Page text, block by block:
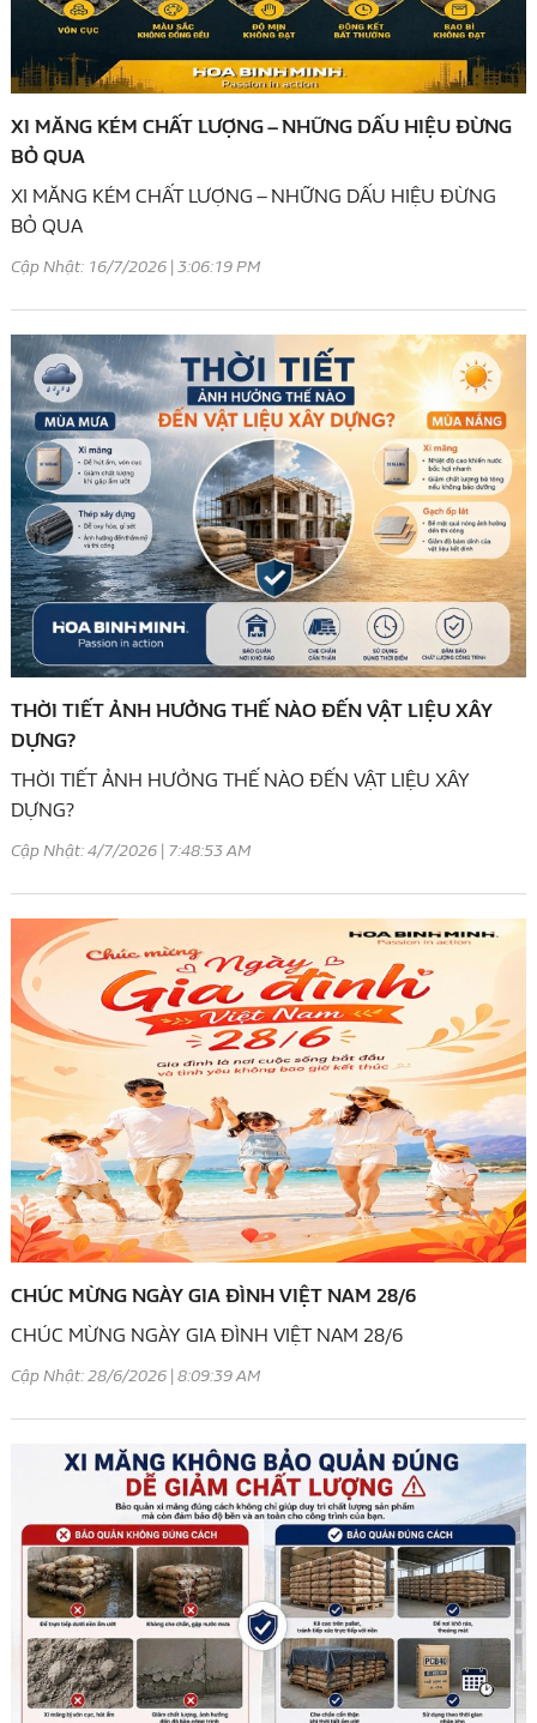
XI MĂNG KÉM CHẤT LƯỢNG – NHỮNG DẤU HIỆU ĐỪNG
BỎ QUA
XI MĂNG KÉM CHẤT LƯỢNG – NHỮNG DẤU HIỆU ĐỪNG
BỎ QUA
Cập Nhật: 16/7/2026 | 3:06:19 PM
THỜI TIẾT ẢNH HƯỞNG THẾ NÀO ĐẾN VẬT LIỆU XÂY
DỰNG?
THỜI TIẾT ẢNH HƯỞNG THẾ NÀO ĐẾN VẬT LIỆU XÂY
DỰNG?
Cập Nhật: 4/7/2026 | 7:48:53 AM
CHÚC MỪNG NGÀY GIA ĐÌNH VIỆT NAM 28/6
CHÚC MỪNG NGÀY GIA ĐÌNH VIỆT NAM 28/6
Cập Nhật: 28/6/2026 | 8:09:39 AM